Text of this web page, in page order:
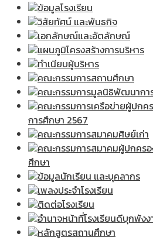
ข้อมูลโรงเรียน
วิสัยทัศน์ และพันธกิจ
เอกลักษณ์และอัตลักษณ์
แผนภูมิโครงสร้างการบริหาร
ทำเนียบผู้บริหาร
คณะกรรมการสถานศึกษา
คณะกรรมการมูลนิธิพัฒนากา
คณะกรรมการเครือข่ายผู้ปกค
การศึกษา 2567
คณะกรรมการสมาคมศิษย์เก่า
คณะกรรมการสมาคมผู้ปกครอ
ศึกษา
ข้อมูลนักเรียน และบุคลากร
เพลงประจำโรงเรียน
ติดต่อโรงเรียน
อำนาจหน้าที่โรงเรียนดีบุกพัง
หลักสูตรสถานศึกษา